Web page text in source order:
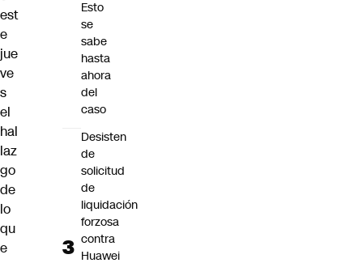
est
e
jue
ve
s
el
hal
laz
go
de
lo
qu
e
Esto
se
sabe
hasta
ahora
del
caso
Desisten
de
solicitud
de
liquidación
forzosa
contra
Huawei